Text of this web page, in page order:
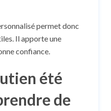
permet donc
Il apporte une
confiance.
été
de